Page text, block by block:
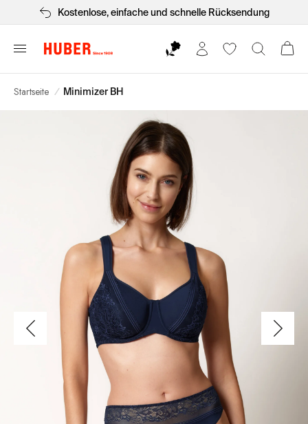
Kostenlose, einfache und schnelle Rücksendung
Startseite / Minimizer BH